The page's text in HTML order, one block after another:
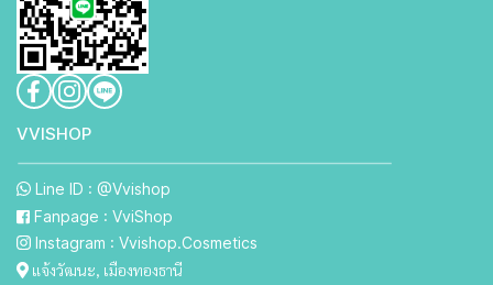
VVISHO P
Line ID : @Vvishop
Fanpage : VviShop
Instagram : Vvishop.Cosmetics
แจ้งวัฒนะ, เมืองทองธานี